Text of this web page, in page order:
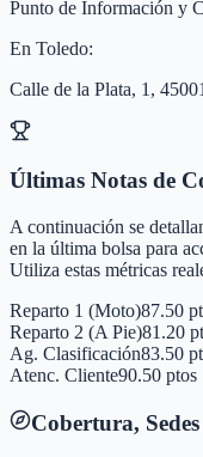
Punto de Información y
En Toledo:
Calle de la Plata, 1,
Últimas Notas de
A continuación se
en la última bolsa para
Utiliza estas métricas
Reparto 1 (Moto)87.50
Reparto 2 (A Pie)81.20
Ag. Clasificación83.50
Atenc. Cliente90.50 ptos
Cobertura,